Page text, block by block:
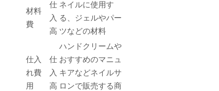
材料
費
仕
入
高
ネイルに使用す
る、ジェルやパー
ツなどの材料
仕入
れ費
用
仕
入
高
ハンドクリームや
おすすめのマニュ
キアなどネイルサ
ロンで販売する商